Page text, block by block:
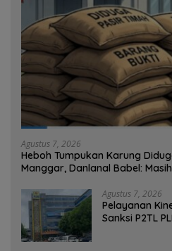
Agustus 7, 2026
Heboh Tumpukan Karung
Manggar, Danlanal Babel:
Agustus 7, 2026
Pelayanan
Sanksi P2TL